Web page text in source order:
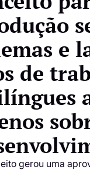
e
de
gerou uma